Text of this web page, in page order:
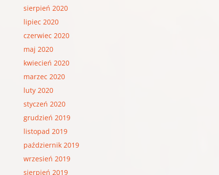
sierpień 2020
lipiec 2020
czerwiec 2020
maj 2020
kwiecień 2020
marzec 2020
luty 2020
styczeń 2020
grudzień 2019
listopad 2019
październik 2019
wrzesień 2019
sierpień 2019